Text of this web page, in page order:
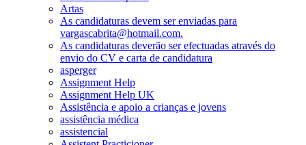
Artas
As candidaturas devem ser enviadas para
vargascabrita@hotmail.com.
As candidaturas deverão ser efectuadas através do
envio do CV e carta de candidatura
asperger
Assignment Help
Assignment Help UK
Assistência e apoio a crianças e jovens
assistência médica
assistencial